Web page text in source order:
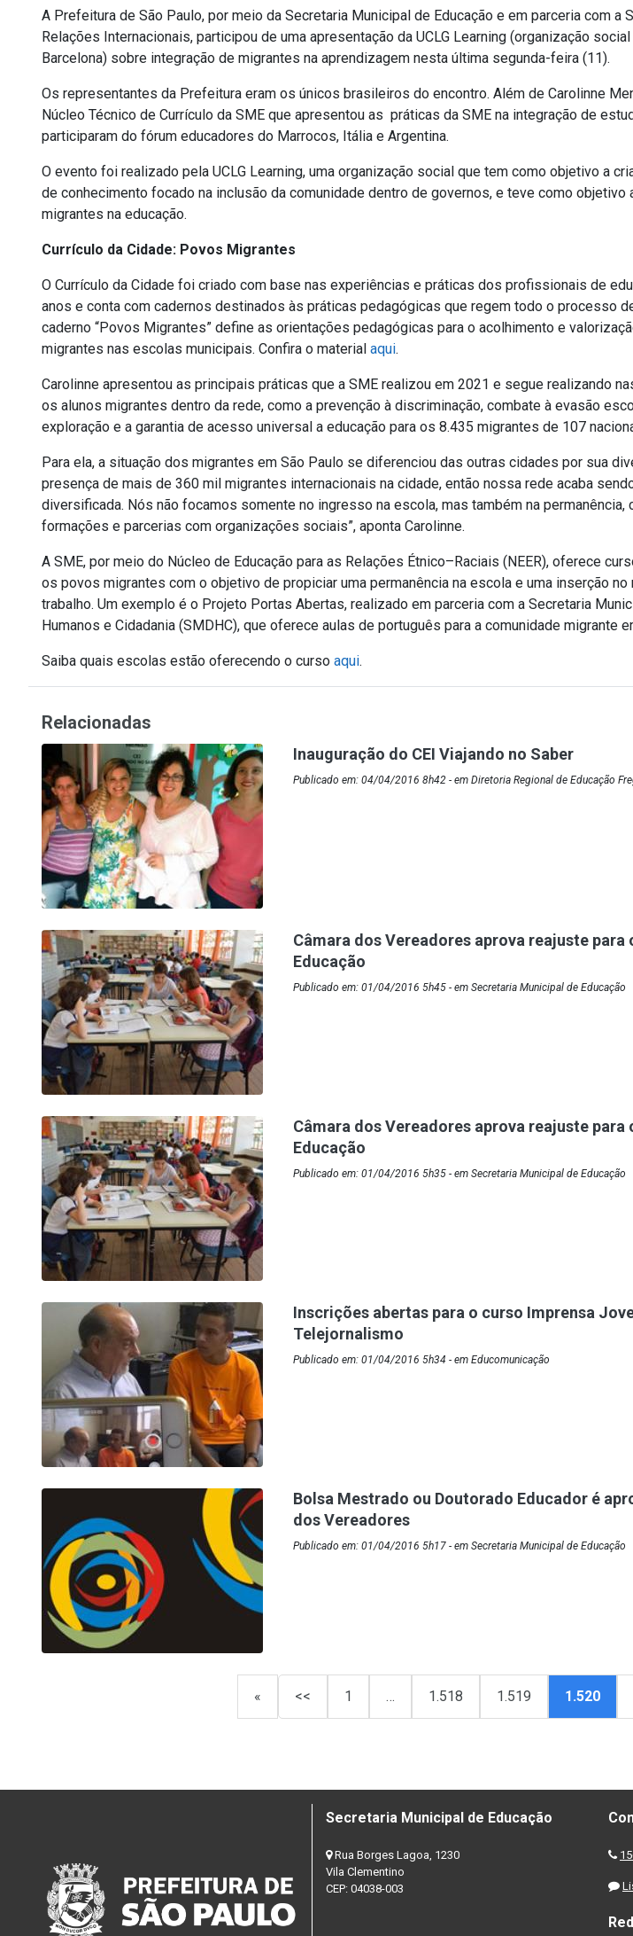
A Prefeitura de São Paulo, por meio da Secretaria Municipal de Educação e em parceria com a
Relações Internacionais, participou de uma apresentação da UCLG Learning (organização
Barcelona) sobre integração de migrantes na aprendizagem nesta última segunda-feira (11).
Os representantes da Prefeitura eram os únicos brasileiros do encontro. Além de Carolinne
Núcleo Técnico de Currículo da SME que apresentou as práticas da SME na integração de
participaram do fórum educadores do Marrocos, Itália e Argentina.
O evento foi realizado pela UCLG Learning, uma organização social que tem como objetivo a
de conhecimento focado na inclusão da comunidade dentro de governos, e teve como objetivo
migrantes na educação.
Currículo da Cidade: Povos Migrantes
O Currículo da Cidade foi criado com base nas experiências e práticas dos profissionais de
anos e conta com cadernos destinados às práticas pedagógicas que regem todo o processo
caderno “Povos Migrantes” define as orientações pedagógicas para o acolhimento e
migrantes nas escolas municipais. Confira o material aqui.
Carolinne apresentou as principais práticas que a SME realizou em 2021 e segue realizando
os alunos migrantes dentro da rede, como a prevenção à discriminação, combate à evasão
exploração e a garantia de acesso universal a educação para os 8.435 migrantes de 107
Para ela, a situação dos migrantes em São Paulo se diferenciou das outras cidades por sua
presença de mais de 360 mil migrantes internacionais na cidade, então nossa rede acaba
diversificada. Nós não focamos somente no ingresso na escola, mas também na permanência,
formações e parcerias com organizações sociais”, aponta Carolinne.
A SME, por meio do Núcleo de Educação para as Relações Étnico–Raciais (NEER), oferece
os povos migrantes com o objetivo de propiciar uma permanência na escola e uma inserção
trabalho. Um exemplo é o Projeto Portas Abertas, realizado em parceria com a Secretaria
Humanos e Cidadania (SMDHC), que oferece aulas de português para a comunidade migrante
Saiba quais escolas estão oferecendo o curso aqui.
Relacionadas
Inauguração do CEI Viajando no Saber
Publicado em: 04/04/2016 8h42 - em Diretoria Regional de Educação
Câmara dos Vereadores aprova reajuste
Educação
Publicado em: 01/04/2016 5h45 - em Secretaria Municipal de Educação
Câmara dos Vereadores aprova reajuste
Educação
Publicado em: 01/04/2016 5h35 - em Secretaria Municipal de Educação
Inscrições abertas para o curso Imprensa
Telejornalismo
Publicado em: 01/04/2016 5h34 - em Educomunicação
Bolsa Mestrado ou Doutorado Educador é
dos Vereadores
Publicado em: 01/04/2016 5h17 - em Secretaria Municipal de Educação
« << 1 … 1.518 1.519 1.520
Secretaria Municipal de Educação
Rua Borges Lagoa, 1230
Vila Clementino
CEP: 04038-003